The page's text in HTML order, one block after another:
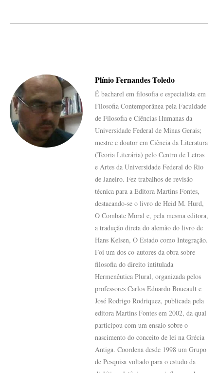
Plínio Fernandes Toledo
É bacharel em filosofia e especialista em
Filosofia Contemporânea pela Faculdade
de Filosofia e Ciências Humanas da
Universidade Federal de Minas Gerais;
mestre e doutor em Ciência da Literatura
(Teoria Literária) pelo Centro de Letras
e Artes da Universidade Federal do Rio
de Janeiro. Fez trabalhos de revisão
técnica para a Editora Martins Fontes,
destacando-se o livro de Heid M. Hurd,
O Combate Moral e, pela mesma editora,
a tradução direta do alemão do livro de
Hans Kelsen, O Estado como Integração.
Foi um dos co-autores da obra sobre
filosofia do direito intitulada
Hermenêutica Plural, organizada pelos
professores Carlos Eduardo Boucault e
José Rodrigo Rodriquez, publicada pela
editora Martins Fontes em 2002, da qual
participou com um ensaio sobre o
nascimento do conceito de lei na Grécia
Antiga. Coordena desde 1998 um Grupo
de Pesquisa voltado para o estudo da